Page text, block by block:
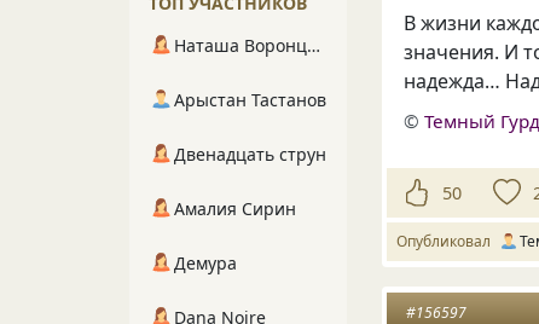
В жизни
значения. И
надежда…
©Темный Гурд
50
Опубликовал
#156597
Наташа Воронцова
Арыстан Тастанов
Двенадцать струн
Амалия Сирин
Демура
Dana Noire